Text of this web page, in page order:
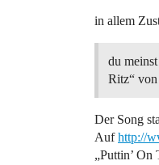
in allem
du
Ritz“ von
Der Song
Aufhttp://
„Puttin’ On